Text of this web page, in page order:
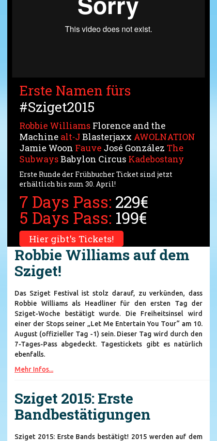
Erste Namen fürs
#Sziget2015
Robbie Williams Florence and the
Machine alt-J Blasterjaxx AWOLNATION
Jamie Woon Fauve José González The
Subways Babylon Circus Kadebostany
Erste Runde der Frühbucher Ticket sind jetzt
erhältlich bis zum 30. April!
7 Days Pass: 229€
5 Days Pass: 199€
Hier gibt's Tickets!
Robbie Williams auf dem
Sziget!
Das Sziget Festival ist stolz darauf, zu verkünden, dass
Robbie Williams als Headliner für den ersten Tag der
Sziget-Woche bestätigt wurde. Die Freiheitsinsel wird
einer der Stops seiner „Let Me Entertain You Tour“ am 10.
August (offizieller Tag -1) sein. Dieser Tag wird durch den
7-Tages-Pass abgedeckt. Tagestickets gibt es natürlich
ebenfalls.
Mehr Infos...
Sziget 2015: Erste
Bandbestätigungen
Sziget 2015: Erste Bands bestätigt! 2015 werden auf dem